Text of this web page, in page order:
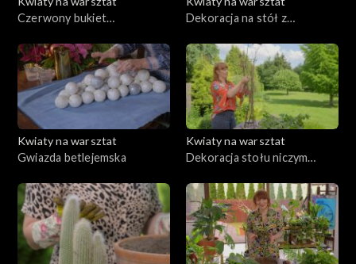
Czerwony bukiet
Kobiet
Dekoracja na stół z
doniczkowych w modnym
stylu urban jungle
Kwiaty na warsztat
Gwiazda betlejemska
Kwiaty na warsztat
Dekoracja stołu niczym